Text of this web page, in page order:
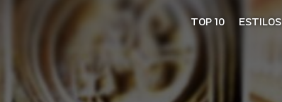
TOP 10 ESTILOS